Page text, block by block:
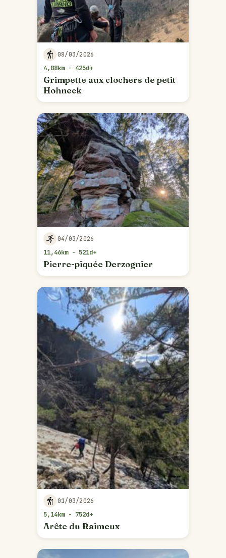
08/03/2026
4,88km - 425d+
Grimpette aux clochers de petit
Hohneck
04/03/2026
11,46km - 521d+
Pierre-piquée Derzognier
01/03/2026
5,14km - 752d+
Arête du Raimeux